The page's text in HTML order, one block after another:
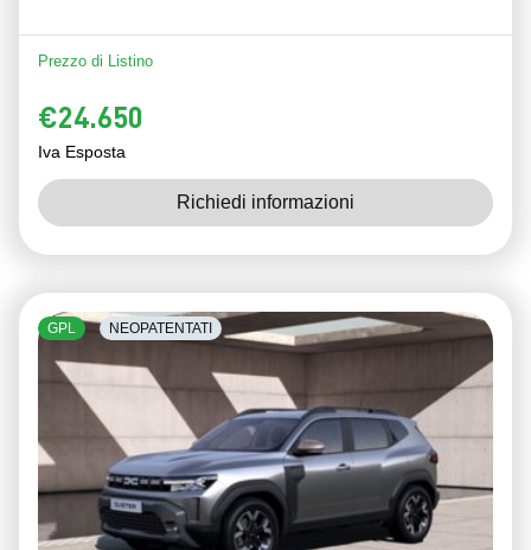
Prezzo di Listino
€24.650
Iva Esposta
Richiedi informazioni
GPL NEOPATENTATI